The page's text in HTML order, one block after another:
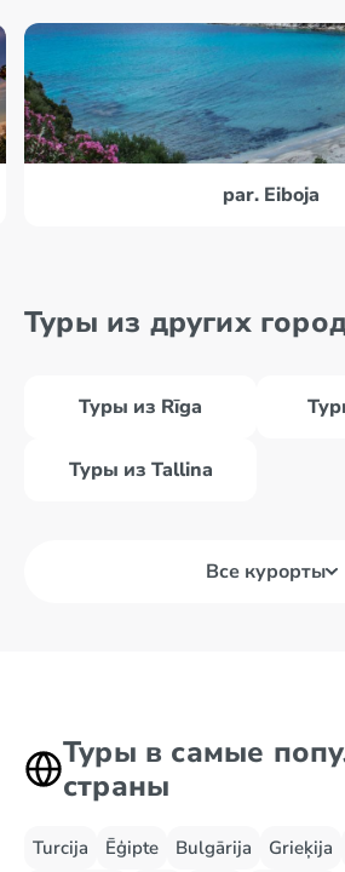
par. Eiboja
Туры из других
Туры из Rīga
Туры из Tallina
Все курорты
Туры в самые
страны
Turcija Ēģipte Bulgārija Grieķija